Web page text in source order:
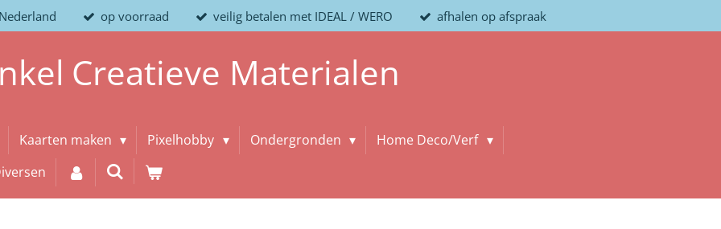
op voorraad veilig betalen met IDEAL / WERO afhalen op afspraak
Creatieve Materialen
Kaarten maken Pixelhobby Ondergronden
Home Deco/Verf